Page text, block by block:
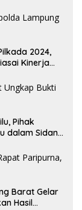
2024,
Kinerja
Pihak
dalam Sidang
Barat Gelar
Hasil